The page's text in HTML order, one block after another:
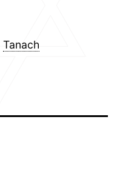
Tanach